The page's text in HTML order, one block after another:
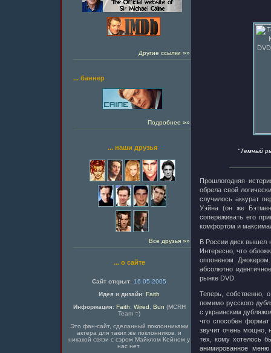
Другие ссылки »»
... баннер
Подробнее »»
... наши друзья
Все друзья »»
... о сайте
Сайт открыт: 16-05-2005
Идея и дизайн: Faith
Информация: Faith Wired Bun (MCRH
Team =)
Это фан-сайт, сделанный поклонниками
актера для таких же поклонников, и
никакой связи с сэром Майклом Кейном у
нас нет.
"Темный
Прошлогодняя
обрела свой
случилось аккурат
Уэйна (он же
сопереживать его
комфортом и
В России диск вышел
Интересно, что
оппоненом
абсолютно
рынке DVD.
Теперь,
помимо русского
с украинским
что способен формат
звучит очень мощно,
тех, кому хотелось
анимированное